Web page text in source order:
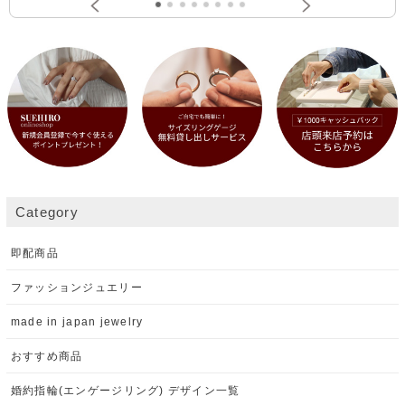
Category
即配商品
ファッションジュエリー
made in japan jewelry
おすすめ商品
婚約指輪(エンゲージリング) デザイン一覧